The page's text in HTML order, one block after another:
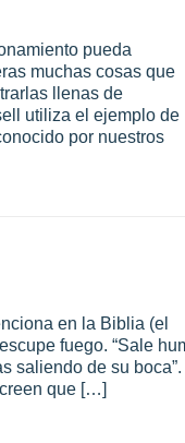
pueda
muchas cosas que
llenas de
utiliza el ejemplo de
por nuestros
en la Biblia (el
fuego. “Sale
saliendo de su boca”.
que […]